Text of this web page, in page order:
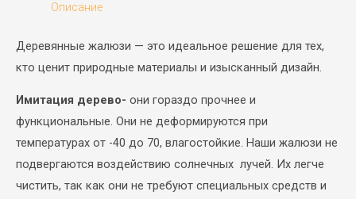
Описание
Деревянные жалюзи — это идеальное решение для тех,
кто ценит природные материалы и изысканный дизайн.
Имитация дерево- они гораздо прочнее и
функциональные. Они не деформируются при
температурах от -40 до 70, влагостойкие. Наши жалюзи не
подвергаются воздействию солнечных лучей. Их легче
чистить, так как они не требуют специальных средств и